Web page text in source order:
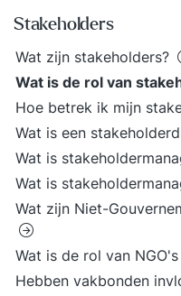
Stakeholders
Wat zijn stakeholders?
Wat is de rol van
Hoe betrek ik mijn
Wat is een
Wat is
Wat is
Wat zijn Niet-
Wat is de rol van NGO's
Hebben vakbonden